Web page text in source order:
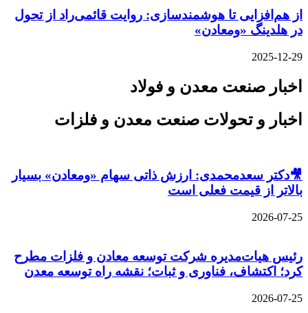
از هم‌افزایی تا هوشمندسازی: روایت قائمی‌راد از تحول
در هلدینگ «ومعادن»
2025-12-29
اخبار صنعت معدن و فولاد
اخبار و تحولات صنعت معدن و فلزات
🎥دکتر سعدمحمدی: ارزش ذاتی سهام «ومعادن» بسیار
بالاتر از قیمت فعلی است
2026-07-25
رئیس هیات‌مدیره شرکت توسعه معادن و فلزات مطرح
کرد؛ اکتشاف، فناوری و ثبات؛ نقشه راه توسعه معدن
2026-07-25